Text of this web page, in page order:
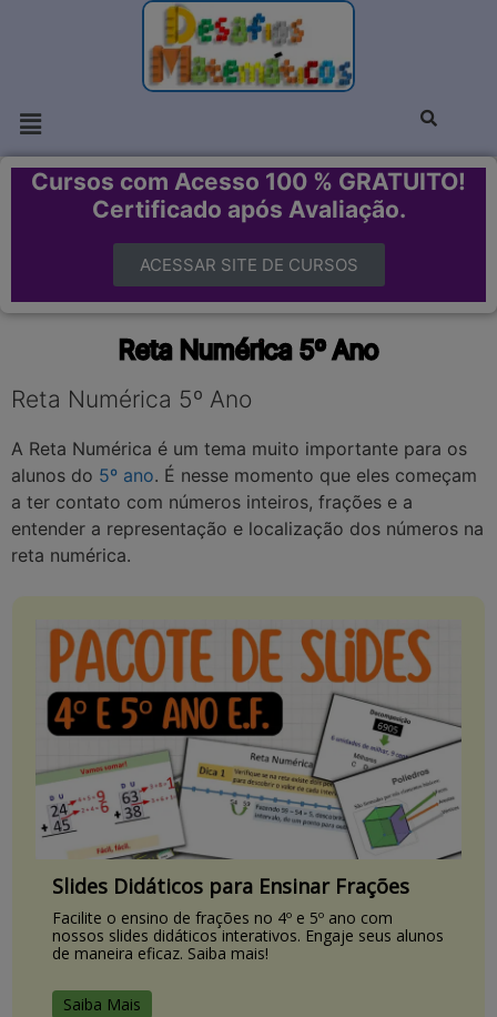
Cursos com Acesso 100 % GRATUITO!
Certificado após Avaliação.
ACESSAR SITE DE CURSOS
Reta Numérica 5º Ano
Reta Numérica 5º Ano
A Reta Numérica é um tema muito importante para os
alunos do 5º ano. É nesse momento que eles começam
a ter contato com números inteiros, frações e a
entender a representação e localização dos números na
reta numérica.
Slides Didáticos para Ensinar Frações
Facilite o ensino de frações no 4º e 5º ano com
nossos slides didáticos interativos. Engaje seus alunos
de maneira eficaz. Saiba mais!
Saiba Mais